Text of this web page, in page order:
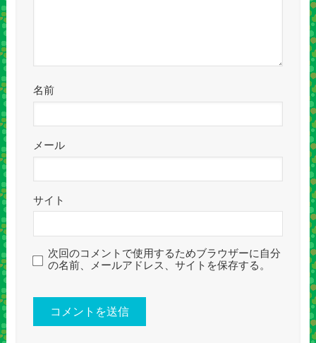
名前
メール
サイト
次回のコメントで使用するためブラウザーに自分
の名前、メールアドレス、サイトを保存する。